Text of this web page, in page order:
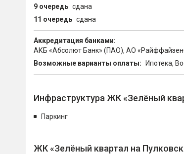
9 очередь сдана
11 очередь сдана
Аккредитация банками:
АКБ «Абсолют Банк» (ПАО), АО
Возможные варианты оплаты:
Ипотека,
Инфраструктура ЖК «Зелёный
Паркинг
ЖК «Зелёный квартал на